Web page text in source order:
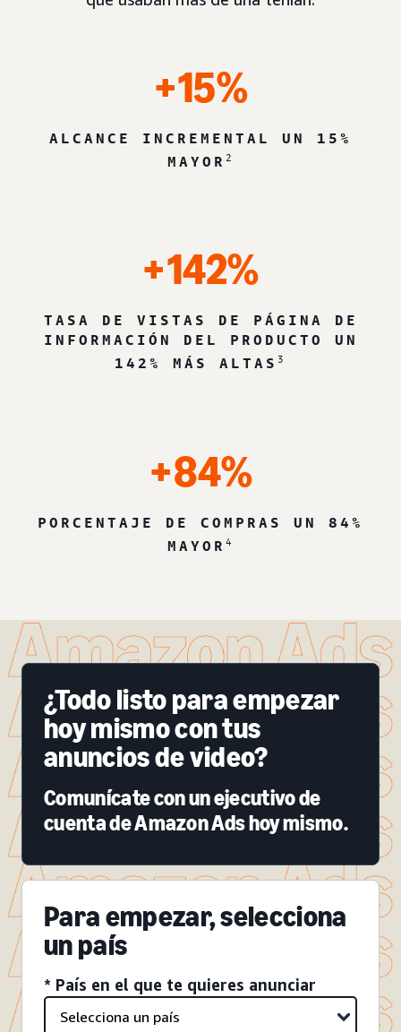
+15%
ALCANCE INCREMENTAL UN 15%
MAYOR 2
+142%
TASA DE VISTAS DE PÁGINA DE
INFORMACIÓN DEL PRODUCTO UN
142% MÁS ALTAS 3
+84%
PORCENTAJE DE COMPRAS UN 84%
MAYOR 4
¿Todo listo para empezar
hoy mismo con tus
anuncios de video?
Comunícate con un ejecutivo de
cuenta de Amazon Ads hoy mismo.
Para empezar, selecciona
un país
* País en el que te quieres anunciar